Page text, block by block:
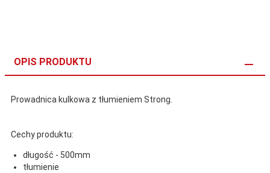
OPIS PRODUKTU
Prowadnica kulkowa z tłumieniem Strong.
Cechy produktu:
długość - 500mm
tłumienie